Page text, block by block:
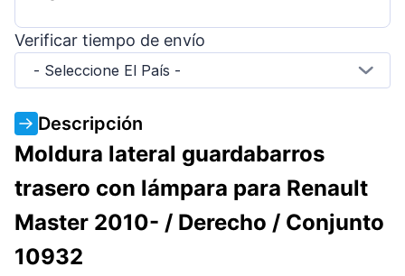
Verificar tiempo de envío
- Seleccione El País -
Descripción
Moldura lateral guardabarros
trasero con lámpara para Renault
Master 2010- / Derecho / Conjunto
10932